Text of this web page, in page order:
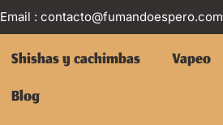
Email : contacto@fumandoespero.com
Shishas y cachimbas Vapeo
Blog